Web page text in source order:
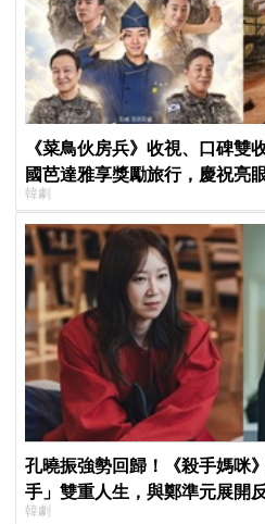
《菜鳥伙房兵》收視、口碑雙
國芭達雅享獎勵旅行，慶祝亮
韓劇
孔曉振強勢回歸！《殺手媽咪
手」雙重人生，與鄭準元展開
韓劇